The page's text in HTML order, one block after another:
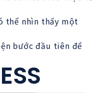
thể nhìn thấy một
bước đầu tiên để